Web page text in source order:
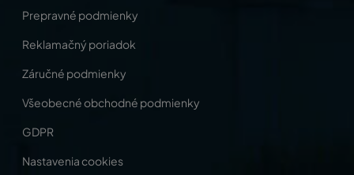
Prepravné podmienky
Reklamačný poriadok
Záručné podmienky
Všeobecné obchodné podmienky
GDPR
Nastavenia cookies